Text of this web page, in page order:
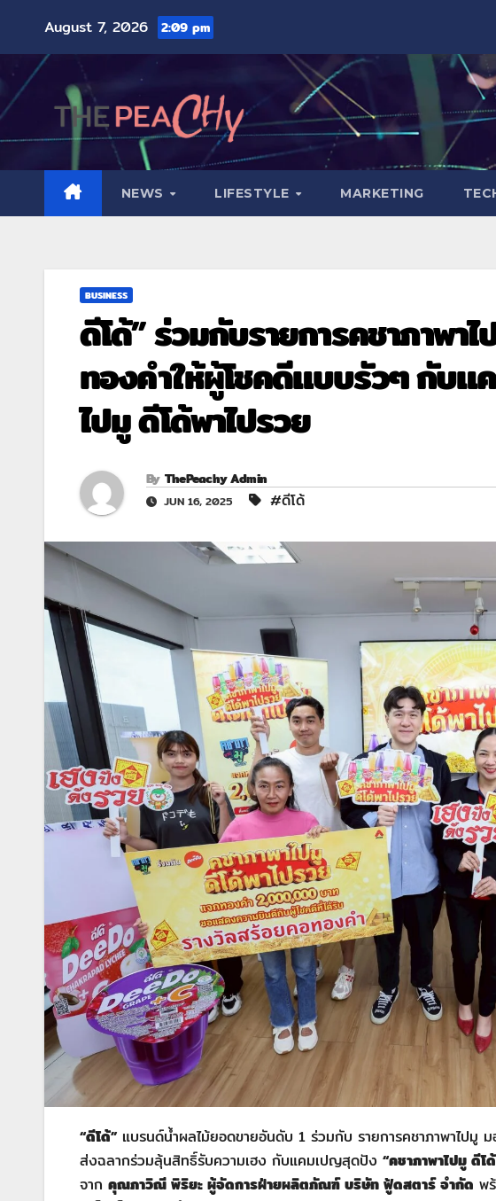
August 7, 2026 2:09 pm
NEWS LIFESTYLE MARKETING
BUSINESS
ดีโด้” ร่วมกับรายการคชาภาพา
ทองคำให้ผู้โชคดีแบบรัวๆ กับแ
ไปมู ดีโด้พาไปรวย
By ThePeachy Admin
JUN 16, 2025 #ดีโด้
“ดีโด้” แบรนด์น้ำผลไม้ยอดขายอันดับ 1 ร่วมกับ รายการคชาภาพาไปมู
ส่งฉลากร่วมลุ้นสิทธิ์รับความเฮง กับแคมเปญสุดปัง “คชาภาพาไปมู ดีโ
จาก คุณภาวิณี พิริยะ ผู้จัดการฝ่ายผลิตภัณฑ์ บริษัท ฟู้ดสตาร์ จำกัด พ